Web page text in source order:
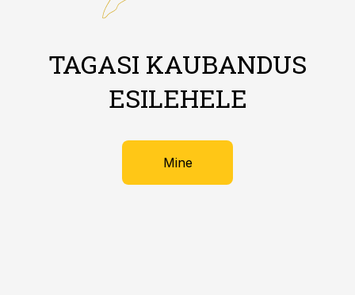
TAGASI KAUBANDUS
ESILEHELE
Mine